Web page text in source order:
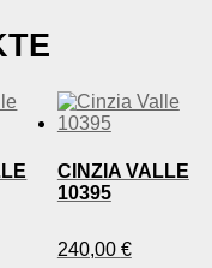
CINZIA VALLE
10395
240,00 €